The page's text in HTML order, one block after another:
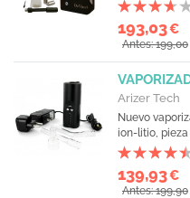
193,03€
Antes: 199,00
Arizer Tech
Nuevo
ion-litio,
139,93€
Antes: 199,90